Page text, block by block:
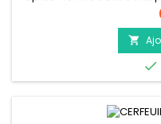
On le consomme le plus
mais avec son gout
avec du poisson. A
toutes ses propriétés

